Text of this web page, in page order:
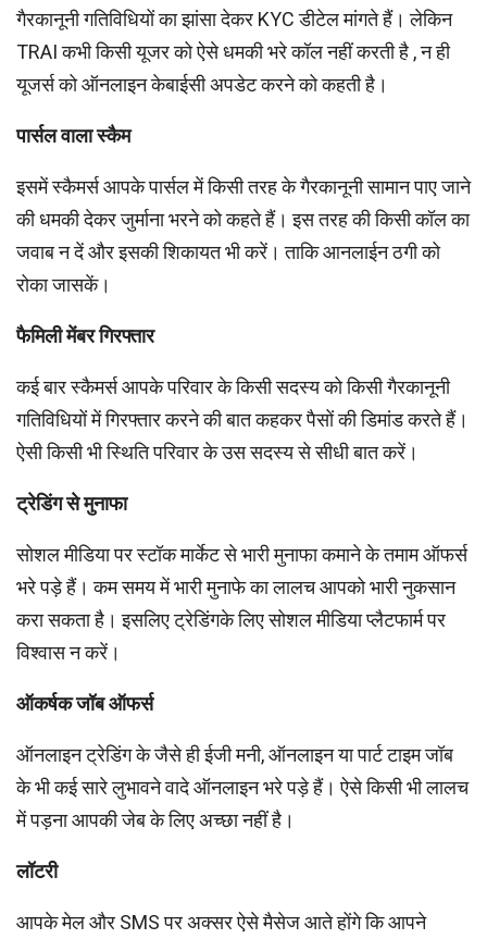
गैरकानूनी गतिविधियों का झांसा देकर KYC डीटेल मांगते हैं। लेकिन
TRAI कभी किसी यूजर को ऐसे धमकी भरे कॉल नहीं करती है , न ही
यूजर्स को ऑनलाइन केबाईसी अपडेट करने को कहती है।
पार्सल वाला स्कैम
इसमें स्कैमर्स आपके पार्सल में किसी तरह के गैरकानूनी सामान पाए जाने
की धमकी देकर जुर्माना भरने को कहते हैं। इस तरह की किसी कॉल का
जवाब न दें और इसकी शिकायत भी करें। ताकि आनलाईन ठगी को
रोका जासकें।
फैमिली मेंबर गिरफ्तार
कई बार स्कैमर्स आपके परिवार के किसी सदस्य को किसी गैरकानूनी
गतिविधियों में गिरफ्तार करने की बात कहकर पैसों की डिमांड करते हैं।
ऐसी किसी भी स्थिति परिवार के उस सदस्य से सीधी बात करें।
ट्रेडिंग से मुनाफा
सोशल मीडिया पर स्टॉक मार्केट से भारी मुनाफा कमाने के तमाम ऑफर्स
भरे पड़े हैं। कम समय में भारी मुनाफे का लालच आपको भारी नुकसान
करा सकता है। इसलिए ट्रेडिंगके लिए सोशल मीडिया प्‍लैटफार्म पर
विश्‍वास न करें।
ऑकर्षक जॉब ऑफर्स
ऑनलाइन ट्रेडिंग के जैसे ही ईजी मनी, ऑनलाइन या पार्ट टाइम जॉब
के भी कई सारे लुभावने वादे ऑनलाइन भरे पड़े हैं। ऐसे किसी भी लालच
में पड़ना आपकी जेब के लिए अच्छा नहीं है।
लॉटरी
आपके मेल और SMS पर अक्सर ऐसे मैसेज आते होंगे कि आपने